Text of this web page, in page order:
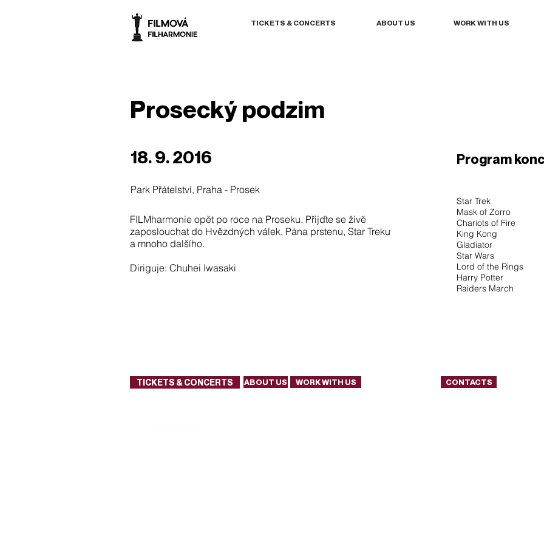
TICKETS & CONCERTS ABOUT US WORK WITH US
Prosecký podzim
18. 9. 2016 Program
Park Přátelství, Praha - Prosek
FILMharmonie opět po roce na Proseku. Přijďte se živě
zaposlouchat do Hvězdných válek, Pána prstenu, Star Treku
a mnoho dalšího.
Diriguje: Chuhei Iwasaki
Star Trek
Mask of Zorro
Chariots of Fire
King Kong
Gladiator
Star Wars
Lord of the Rings
Harry Potter
Raiders March
TICKETS & CONCERTS ABOUT US WORK WITH US CONTACTS